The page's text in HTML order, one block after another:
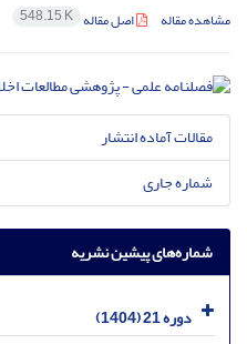
مشاهده مقاله اصل مقاله 548.15 K
مقالات آماده انتشار
شماره جاری
شماره‌های پیشین نشریه
دوره 21 (1404)